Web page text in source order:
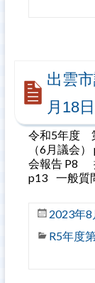
出雲
月18
令和5年度
（6月議会
会報告 P8
p13 一般質
2023年8
R5年度